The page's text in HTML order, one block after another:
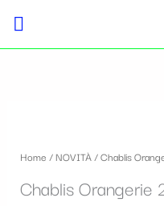
contenuto
Home /NOVITÀ/ Chablis
Chablis Orangerie
CHATEAU
BERU
o
n
fiscale:
Carrello: